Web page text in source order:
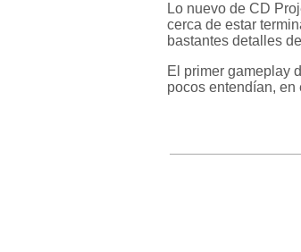
Lo nuevo de CD
cerca de estar
bastantes detalles
El primer gameplay
pocos entendían, en